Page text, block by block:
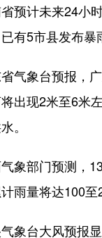
计未来24小时
有5市县发布暴
象台预报，广
出现2米至6米
。
部门预测，13
雨量将达100至
台大风预报显